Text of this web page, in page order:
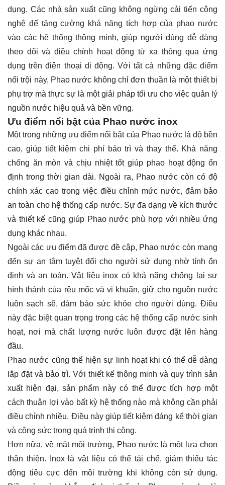
dụng. Các nhà sản xuất cũng không ngừng cải tiến công
nghệ để tăng cường khả năng tích hợp của phao nước
vào các hệ thống thông minh, giúp người dùng dễ dàng
theo dõi và điều chỉnh hoạt động từ xa thông qua ứng
dụng trên điện thoại di động. Với tất cả những đặc điểm
nổi trội này, Phao nước không chỉ đơn thuần là một thiết bị
phụ trợ mà thực sự là một giải pháp tối ưu cho việc quản lý
nguồn nước hiệu quả và bền vững.
Ưu điểm nổi bật của Phao nước inox
Một trong những ưu điểm nổi bật của Phao nước là độ bền
cao, giúp tiết kiệm chi phí bảo trì và thay thế. Khả năng
chống ăn mòn và chịu nhiệt tốt giúp phao hoạt động ổn
định trong thời gian dài. Ngoài ra, Phao nước còn có độ
chính xác cao trong việc điều chỉnh mức nước, đảm bảo
an toàn cho hệ thống cấp nước. Sự đa dạng về kích thước
và thiết kế cũng giúp Phao nước phù hợp với nhiều ứng
dụng khác nhau.
Ngoài các ưu điểm đã được đề cập, Phao nước còn mang
đến sự an tâm tuyệt đối cho người sử dụng nhờ tính ổn
định và an toàn. Vật liệu inox có khả năng chống lại sự
hình thành của rêu mốc và vi khuẩn, giữ cho nguồn nước
luôn sạch sẽ, đảm bảo sức khỏe cho người dùng. Điều
này đặc biệt quan trọng trong các hệ thống cấp nước sinh
hoạt, nơi mà chất lượng nước luôn được đặt lên hàng
đầu.
Phao nước cũng thể hiện sự linh hoạt khi có thể dễ dàng
lắp đặt và bảo trì. Với thiết kế thông minh và quy trình sản
xuất hiện đại, sản phẩm này có thể được tích hợp một
cách thuận lợi vào bất kỳ hệ thống nào mà không cần phải
điều chỉnh nhiều. Điều này giúp tiết kiệm đáng kể thời gian
và công sức trong quá trình thi công.
Hơn nữa, về mặt môi trường, Phao nước là một lựa chọn
thân thiện. Inox là vật liệu có thể tái chế, giảm thiểu tác
động tiêu cực đến môi trường khi không còn sử dụng.